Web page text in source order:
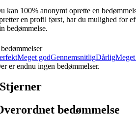
kan 100% anonymt oprette en
en profil først, har du mulighed for
bedømmelse.
Meget godGennemsnitligDårlig
er endnu ingen bedømmelser.
Stjerner
bedømmelse